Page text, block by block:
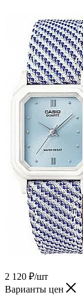
2 120 ₽/шт
Варианты цен